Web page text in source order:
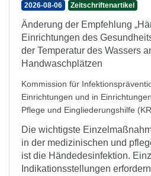
2026-08-06 Zeitschriftenartikel
Änderung der Empfehlung
Einrichtungen des
der Temperatur des Wassers
Handwaschplätzen
Kommission für
Einrichtungen und in
Pflege und Eingliederungshilfe
Die wichtigste
in der medizinischen und
ist die Händedesinfektion.
Indikationsstellungen